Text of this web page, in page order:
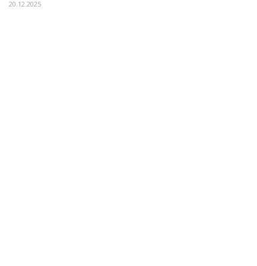
20.12.2025